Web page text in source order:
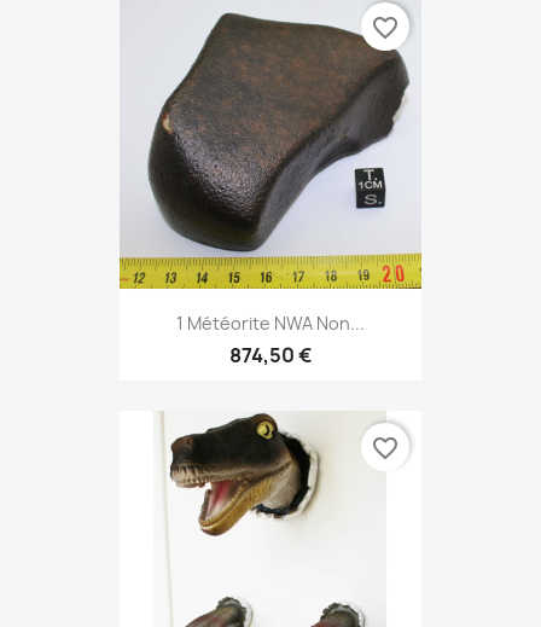
1 Météorite NWA Non...
874,50 €
favorite_border
favorite_border